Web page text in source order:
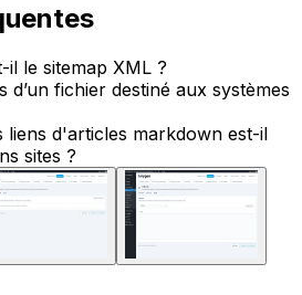
le sitemap XML ?
fichier destiné aux systèmes
liens d'articles markdownest-il
sites ?